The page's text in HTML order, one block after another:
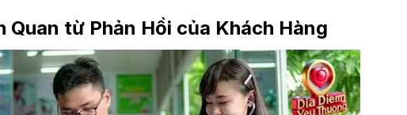
Quan từ Phản Hồi của Khách Hàng